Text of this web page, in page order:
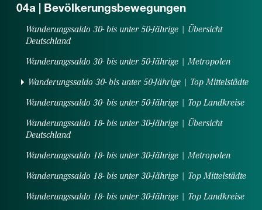
04a | Bevölkerungsbewegungen
Wanderungssaldo 30- bis unter 50-Jährige | Übersicht
Deutschland
Wanderungssaldo 30- bis unter 50-Jährige | Metropolen
Wanderungssaldo 30- bis unter 50-Jährige | Top Mittelstädte
Wanderungssaldo 30- bis unter 50-Jährige | Top Landkreise
Wanderungssaldo 18- bis unter 30-Jährige | Übersicht
Deutschland
Wanderungssaldo 18- bis unter 30-Jährige | Metropolen
Wanderungssaldo 18- bis unter 30-Jährige | Top Mittelstädte
Wanderungssaldo 18- bis unter 30-Jährige | Top Landkreise